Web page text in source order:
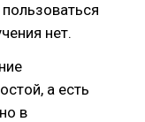
нет.
а есть
в